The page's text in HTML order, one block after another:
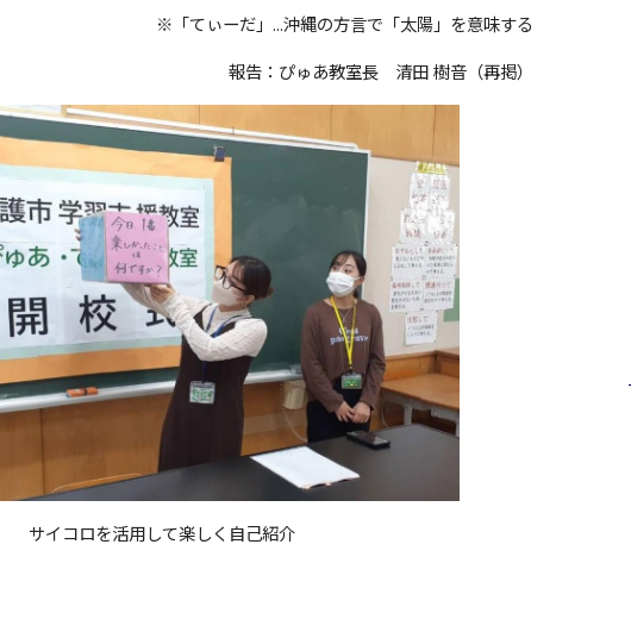
※「てぃーだ」...沖縄の方言で「太陽」を意味する
報告：ぴゅあ教室長 清田 樹音（再掲）
サイコロを活用して楽しく自己紹介